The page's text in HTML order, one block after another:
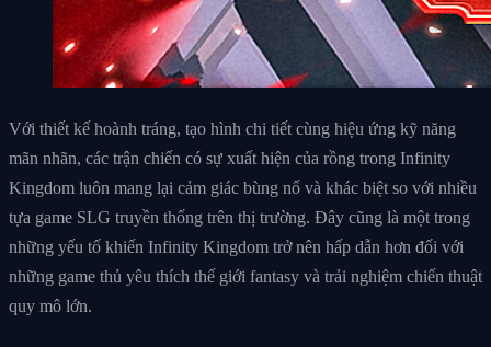
Với thiết kế hoành tráng, tạo hình chi tiết cùng hiệu ứng kỹ năng
mãn nhãn, các trận chiến có sự xuất hiện của rồng trong Infinity
Kingdom luôn mang lại cảm giác bùng nổ và khác biệt so với nhiều
tựa game SLG truyền thống trên thị trường. Đây cũng là một trong
những yếu tố khiến Infinity Kingdom trở nên hấp dẫn hơn đối với
những game thủ yêu thích thế giới fantasy và trải nghiệm chiến thuật
quy mô lớn.